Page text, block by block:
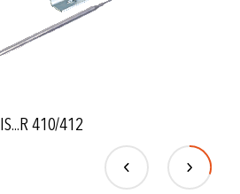
IS...R 410/412